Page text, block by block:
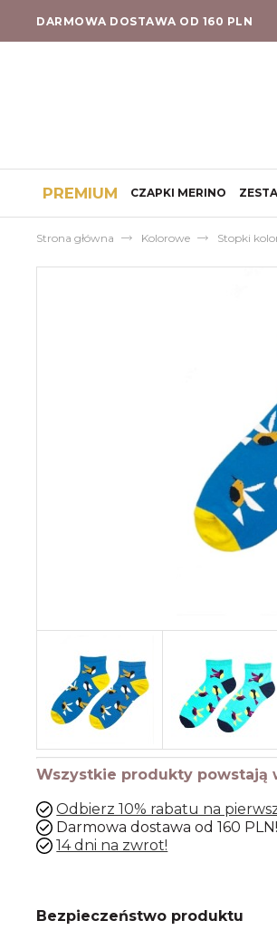
DARMOWA DOSTAWA OD 160 PLN
PREMIUM CZAPKI MERINO
Strona główna Kolorowe Stopki
Wszystkie produkty powstają
Odbierz 10% rabatu na
Darmowa dostawa od 160 PLN!
14 dni na zwrot!
Bezpieczeństwo produktu